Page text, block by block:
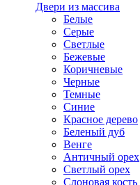
Двери из массива
Белые
Серые
Светлые
Бежевые
Коричневые
Черные
Темные
Синие
Красное дерево
Беленый дуб
Венге
Античный орех
Светлый орех
Слоновая кость